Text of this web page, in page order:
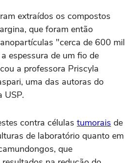
extraídos os compostos
que foram então
"cerca de 600 mil
espessura de um fio de
a professora Priscyla
uma das autoras do
USP.
contra células tumorais de
de laboratório quanto em
que